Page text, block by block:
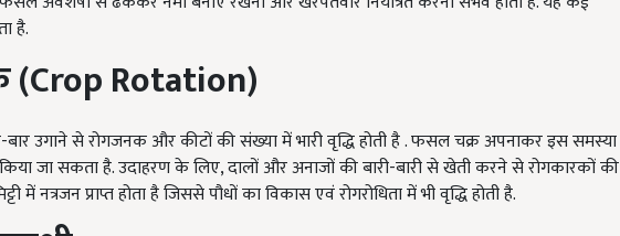
है.
Rotation)
उगाने से रोगजनक और कीटों की संख्या में भारी वृद्धि होती है . फसल चक्र अपनाकर इस समस्या
जा सकता है. उदाहरण के लिए, दालों और अनाजों की बारी-बारी से खेती करने से रोगकारकों की
में नत्रजन प्राप्त होता है जिससे पौधों का विकास एवं रोगरोधिता में भी वृद्धि होती है.